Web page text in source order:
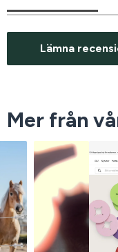
Lämna
Mer från